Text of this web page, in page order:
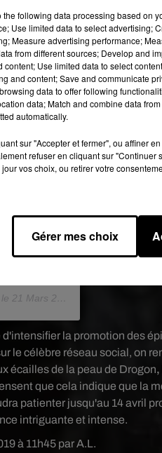
à 11h45 par A.L.
du trône si convoité ?
21 Mars 2019 à 8 :00 PDT
la promotion des
le célèbre réseau social, on
écailles de la peau de Drogon,
que cela indique que la
patienter jusqu'au 14 avril
intriguante et intense.
the following data processing based on
Use limited data to select advertising;
Measure advertising performance;
from different sources; Develop and
Use limited data to select
and content; Save and communicate
data to offer following
data; Match and combine data
automatically.
sur "Accepter et fermer", ou affiner
refuser en cliquant sur
vos choix, ou retirer votre
Gérer mes choix